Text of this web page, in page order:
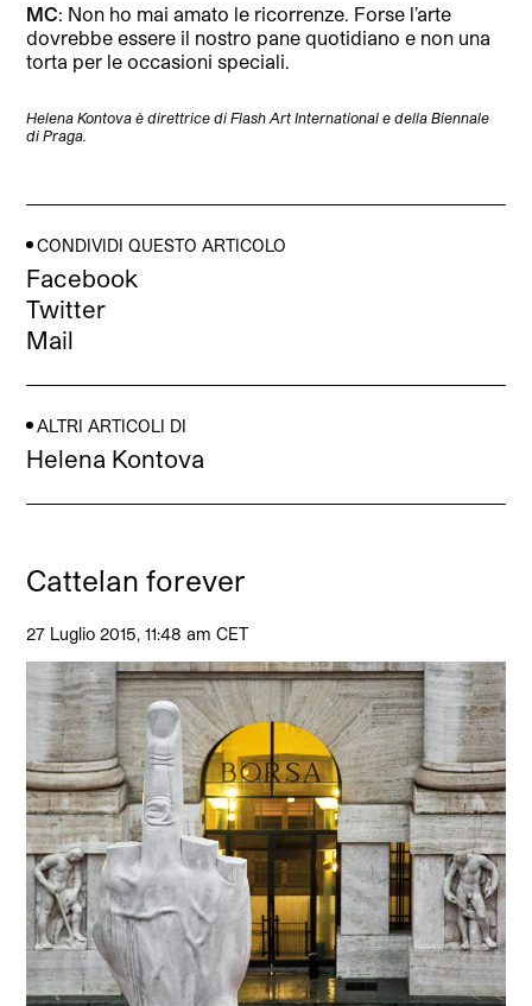
MC: Non ho mai amato le ricorrenze. Forse l’arte
dovrebbe essere il nostro pane quotidiano e non una
torta per le occasioni speciali.
Helena Kontova è direttrice di Flash Art International e della Biennale
di Praga.
CONDIVIDI QUESTO ARTICOLO
Facebook
Twitter
Mail
ALTRI ARTICOLI DI
Helena Kontova
Cattelan forever
27 Luglio 2015, 11:48 am CET